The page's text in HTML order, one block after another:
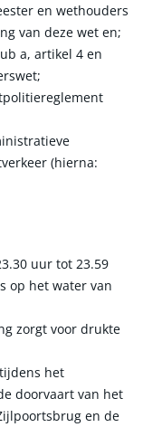
en wethouders
van deze wet en;
a, artikel 4 en
(hierna:
uur tot 23.59
op het water van
zorgt voor drukte
het
doorvaart van het
en de